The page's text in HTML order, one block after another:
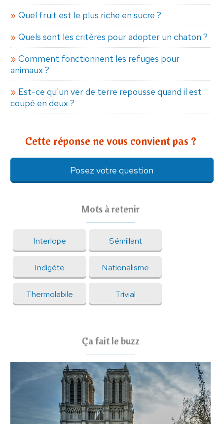
Quel fruit est le plus riche en sucre ?
Quels sont les critères pour adopter un chaton ?
Comment fonctionnent les refuges pour
animaux ?
Est-ce qu'un ver de terre repousse quand il est
coupé en deux ?
Cette réponse ne vous convient pas ?
Posez votre question
Mots à retenir
Interlope Sémillant
Indigète Nationalisme
Thermolabile Trivial
Ça fait le buzz